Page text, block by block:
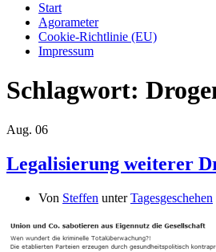
Start
Agorameter
Cookie-Richtlinie (EU)
Impressum
Schlagwort:
Aug. 06
Legalisierung weiterer
Von Steffen unterTagesgeschehen